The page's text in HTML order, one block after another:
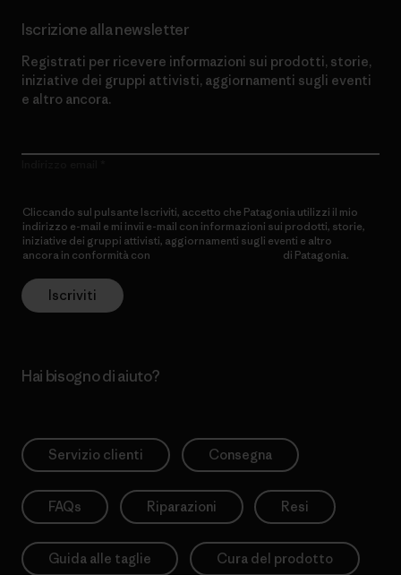
Iscrizione alla newsletter
Registrati per ricevere informazioni sui prodotti, storie,
iniziative dei gruppi attivisti, aggiornamenti sugli eventi
e altro ancora.
Cliccando sul pulsante Iscriviti, accetto che Patagonia utilizzi il mio
indirizzo e-mail e mi invii e-mail con informazioni sui prodotti, storie,
iniziative dei gruppi attivisti, aggiornamenti sugli eventi e altro
ancora in conformità con
di Patagonia.
Iscriviti
Hai bisogno di aiuto?
Servizio clienti Consegna
FAQs Riparazioni Resi
Guida alle taglie Cura del prodotto